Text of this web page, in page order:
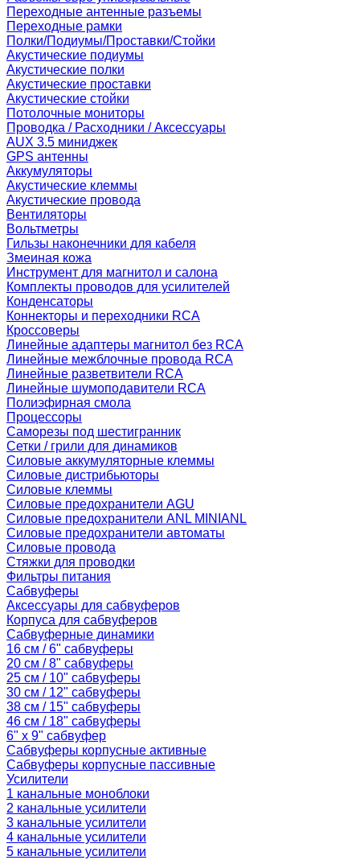
Переходные антенные разъемы
Переходные рамки
Полки/Подиумы/Проставки/Стойки
Акустические подиумы
Акустические полки
Акустические проставки
Акустические стойки
Потолочные мониторы
Проводка / Расходники / Аксессуары
AUX 3.5 миниджек
GPS антенны
Аккумуляторы
Акустические клеммы
Акустические провода
Вентиляторы
Вольтметры
Гильзы наконечники для кабеля
Змеиная кожа
Инструмент для магнитол и салона
Комплекты проводов для усилителей
Конденсаторы
Коннекторы и переходники RCA
Кроссоверы
Линейные адаптеры магнитол без RCA
Линейные межблочные провода RCA
Линейные разветвители RCA
Линейные шумоподавители RCA
Полиэфирная смола
Процессоры
Саморезы под шестигранник
Сетки / грили для динамиков
Силовые аккумуляторные клеммы
Силовые дистрибьюторы
Силовые клеммы
Силовые предохранители AGU
Силовые предохранители ANL MINIANL
Силовые предохранители автоматы
Силовые провода
Стяжки для проводки
Фильтры питания
Сабвуферы
Аксессуары для сабвуферов
Корпуса для сабвуферов
Сабвуферные динамики
16 см / 6" сабвуферы
20 см / 8" сабвуферы
25 см / 10" сабвуферы
30 см / 12" сабвуферы
38 см / 15" сабвуферы
46 см / 18" сабвуферы
6" x 9" сабвуфер
Сабвуферы корпусные активные
Сабвуферы корпусные пассивные
Усилители
1 канальные моноблоки
2 канальные усилители
3 канальные усилители
4 канальные усилители
5 канальные усилители